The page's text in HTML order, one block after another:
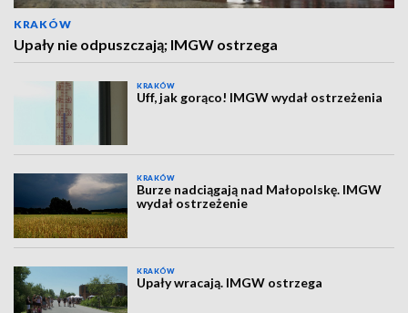
KRAKÓW
Upały nie odpuszczają; IMGW ostrzega
KRAKÓW
Uff, jak gorąco! IMGW wydał ostrzeżenia
KRAKÓW
Burze nadciągają nad Małopolskę. IMGW
wydał ostrzeżenie
KRAKÓW
Upały wracają. IMGW ostrzega